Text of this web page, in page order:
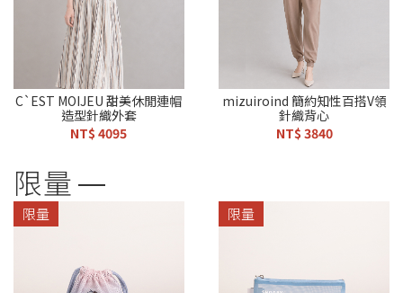
C`EST MOIJEU 甜美休閒連帽
造型針織外套
NT$ 4095
mizuiroind 簡約知性百搭V領
針織背心
NT$ 3840
限量
限量 限量